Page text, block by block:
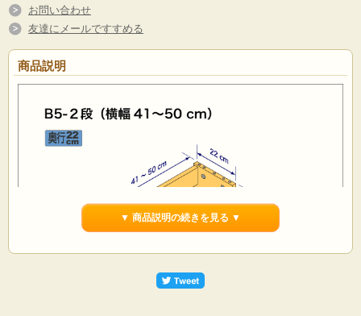
お問い合わせ
友達にメールですすめる
商品説明
▼ 商品説明の続きを見る ▼